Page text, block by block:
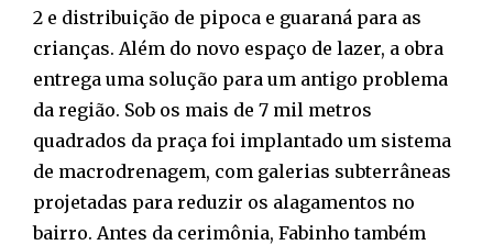
2 e distribuição de pipoca e guaraná para as
crianças. Além do novo espaço de lazer, a obra
entrega uma solução para um antigo problema
da região. Sob os mais de 7 mil metros
quadrados da praça foi implantado um sistema
de macrodrenagem, com galerias subterrâneas
projetadas para reduzir os alagamentos no
bairro. Antes da cerimônia, Fabinho também